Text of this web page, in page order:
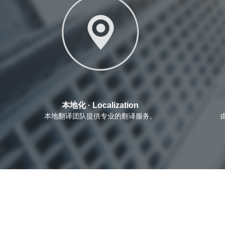
本地化· Localization
本地翻译团队提供专业的翻译服务。